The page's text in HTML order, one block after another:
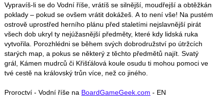
Vypravíš-li se do Vodní říše, vrátíš se silnější, moudřejší a obtěžkán
poklady – pokud se ovšem vrátit dokážeš. A to není vše! Na pustém
ostrově uprostřed herního plánu před staletími nejslavnější pirát
všech dob ukryl ty nejúžasnější předměty, které kdy lidská ruka
vytvořila. Porozhlédni se během svých dobrodružství po útržcích
starých map, a pokus se některý z těchto předmětů najít. Svatý
grál, Kámen mudrců či Křišťálová koule osudu ti mohou pomoci ve
tvé cestě na královský trůn více, než co jiného.
Proroctví - Vodní říše na BoardGameGeek.com - EN